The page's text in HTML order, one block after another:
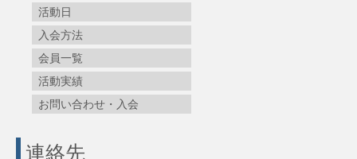
活動日
入会方法
会員一覧
活動実績
お問い合わせ・入会
連絡先